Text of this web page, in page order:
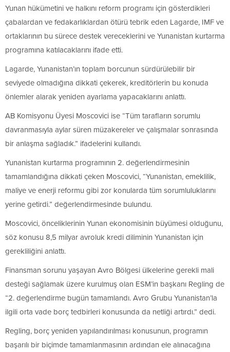
Yunan hükümetini ve halkını reform programı için gösterdikleri
çabalardan ve fedakarlıklardan ötürü tebrik eden Lagarde, IMF ve
ortaklarının bu sürece destek vereceklerini ve Yunanistan kurtarma
programına katılacaklarını ifade etti.
Lagarde, Yunanistan’ın toplam borcunun sürdürülebilir bir
seviyede olmadığına dikkati çekerek, kreditörlerin bu konuda
önlemler alarak yeniden ayarlama yapacaklarını anlattı.
AB Komisyonu Üyesi Moscovici ise “Tüm tarafların sorumlu
davranmasıyla aylar süren müzakereler ve çalışmalar sonrasında
bir anlaşma sağladık.” ifadelerini kullandı.
Yunanistan kurtarma programının 2. değerlendirmesinin
tamamlandığına dikkati çeken Moscovici, “Yunanistan, emeklilik,
maliye ve enerji reformu gibi zor konularda tüm sorumluluklarını
yerine getirdi.” değerlendirmesinde bulundu.
Moscovici, önceliklerinin Yunan ekonomisinin büyümesi olduğunu,
söz konusu 8,5 milyar avroluk kredi diliminin Yunanistan için
gerekliliğini anlattı.
Finansman sorunu yaşayan Avro Bölgesi ülkelerine gerekli mali
desteği sağlamak üzere kurulmuş olan ESM’in başkanı Regling de
“2. değerlendirme bugün tamamlandı. Avro Grubu Yunanistan’la
ilgili orta vade borç tedbirleri konusunda da netliği artırdı.” dedi.
Regling, borç yeniden yapılandırılması konusunun, programın
başarılı bir biçimde tamamlanmasının ardından ele alınacağına